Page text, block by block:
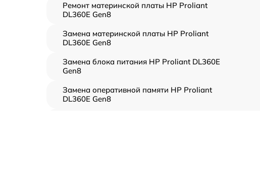
Ремонт материнской платы HP Proliant
DL360E Gen8
Замена материнской платы HP Proliant
DL360E Gen8
Замена блока питания HP Proliant DL360E
Gen8
Замена оперативной памяти HP Proliant
DL360E Gen8